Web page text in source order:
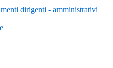
dirigenti - amministrativi